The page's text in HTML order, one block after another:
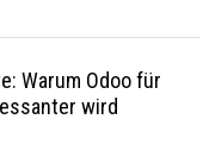
Warum Odoo für
wird